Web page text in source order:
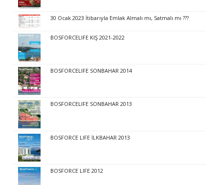
30 Ocak 2023 İtibarıyla Emlak Almalı mı, Satmalı mı ???
BOSFORCELIFE KIŞ 2021-2022
BOSFORCELIFE SONBAHAR 2014
BOSFORCELIFE SONBAHAR 2013
BOSFORCE LIFE İLKBAHAR 2013
BOSFORCE LIFE 2012